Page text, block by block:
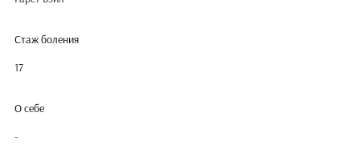
Стаж боления
17
О себе
-